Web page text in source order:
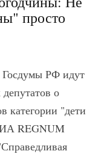
просто
Госдумы РФ идут
о
категории "дети
REGNUM